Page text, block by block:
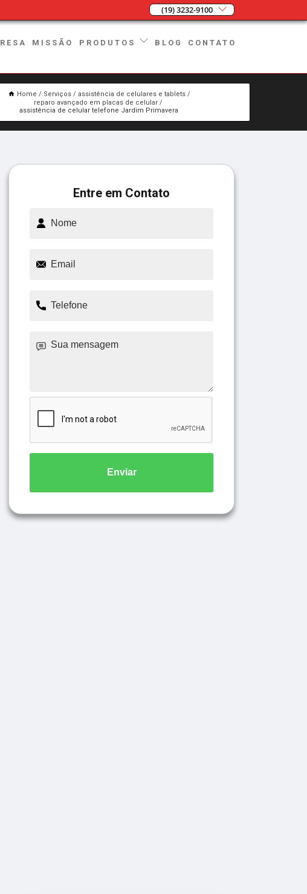
(19) 3232-9100
MISSÃO PRODUTOS BLOG CONTATO
Home Serviços
assistência de celulares e tablets
reparo avançado em placas de celular
assistência de celular telefone Jardim Primavera
Entre em Contato
Enviar